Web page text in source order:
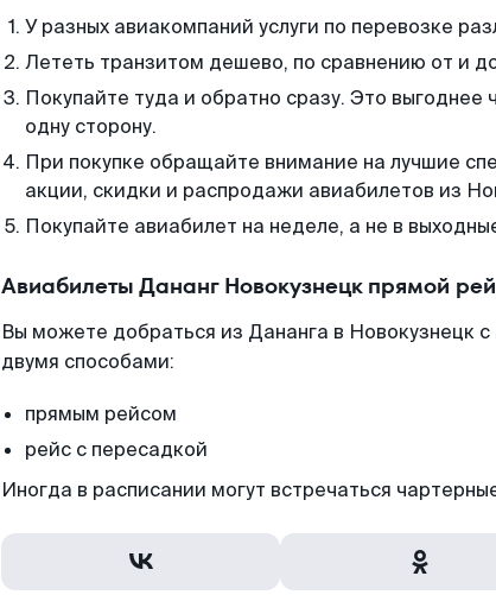
У разных авиакомпаний услуги по перевозке
Лететь транзитом дешево, по сравнению от и
Покупайте туда и обратно сразу. Это выгоднее
одну сторону.
При покупке обращайте внимание на лучшие
акции, скидки и распродажи авиабилетов из
Покупайте авиабилет на неделе, а не в
Авиабилеты Дананг Новокузнецк прямой
Вы можете добраться из Дананга в Новокузнецк
двумя способами:
прямым рейсом
рейс с пересадкой
Иногда в расписании могут встречаться